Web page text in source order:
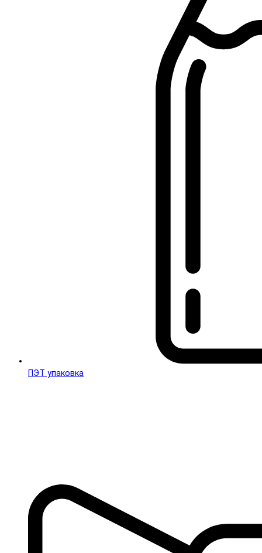
ПЭТ упаковка